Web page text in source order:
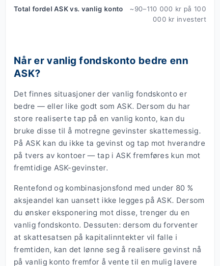
Total fordel ASK vs. vanlig konto
~90–110 000 kr på 100
000 kr investert
Når er vanlig fondskonto bedre enn
ASK?
Det finnes situasjoner der vanlig fondskonto er
bedre — eller like godt som ASK. Dersom du har
store realiserte tap på en vanlig konto, kan du
bruke disse til å motregne gevinster skattemessig.
På ASK kan du ikke ta gevinst og tap mot hverandre
på tvers av kontoer — tap i ASK fremføres kun mot
fremtidige ASK-gevinster.
Rentefond og kombinasjonsfond med under 80 %
aksjeandel kan uansett ikke legges på ASK. Dersom
du ønsker eksponering mot disse, trenger du en
vanlig fondskonto. Dessuten: dersom du forventer
at skattesatsen på kapitalinntekter vil falle i
fremtiden, kan det lønne seg å realisere gevinst nå
på vanlig konto fremfor å vente til en mulig lavere